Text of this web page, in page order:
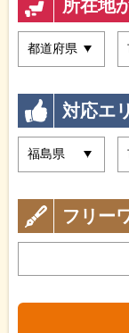
所在地
対応エ
フリー